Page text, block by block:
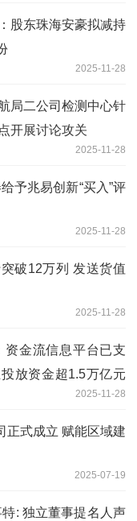
股东珠海安豪拟减持
2025-11-28
局二公司检测中心针
开展讨论攻关
2025-11-28
予兆易创新“买入”评
2025-11-28
破12万列 发送货值
2025-11-28
资金流信息平台已支
放资金超1.5万亿元
2025-11-28
正式成立 赋能区域建
2025-07-19
: 独立董事提名人声